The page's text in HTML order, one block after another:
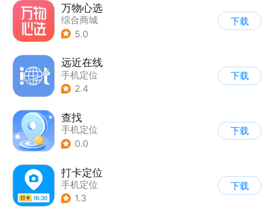
万物心选
综合商城
5.0
下载
远近在线
手机定位
2.4
下载
查找
手机定位
0.0
下载
打卡定位
手机定位
1.3
下载